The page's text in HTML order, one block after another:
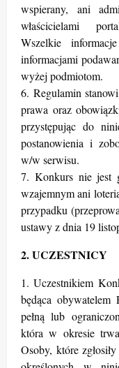
wspierany, ani
właścicielami
Wszelkie
informacjami
wyżej podmiotom.
6. Regulamin
prawa oraz
przystępując do
postanowienia i
w/w serwisu.
7. Konkurs nie jest
wzajemnym ani
przypadku
ustawy z dnia 19
2. UCZESTNICY
1. Uczestnikiem
będąca obywatelem
pełną lub
która w okresie
Osoby, które